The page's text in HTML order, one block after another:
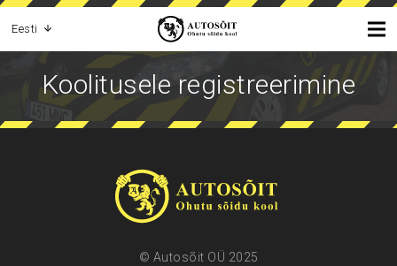
Eesti
Koolitusele registreerimine
© Autosõit OÜ 2025